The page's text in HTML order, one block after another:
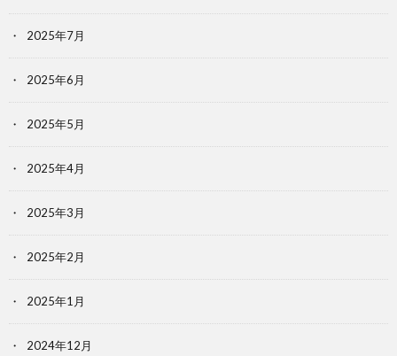
2025年7月
2025年6月
2025年5月
2025年4月
2025年3月
2025年2月
2025年1月
2024年12月